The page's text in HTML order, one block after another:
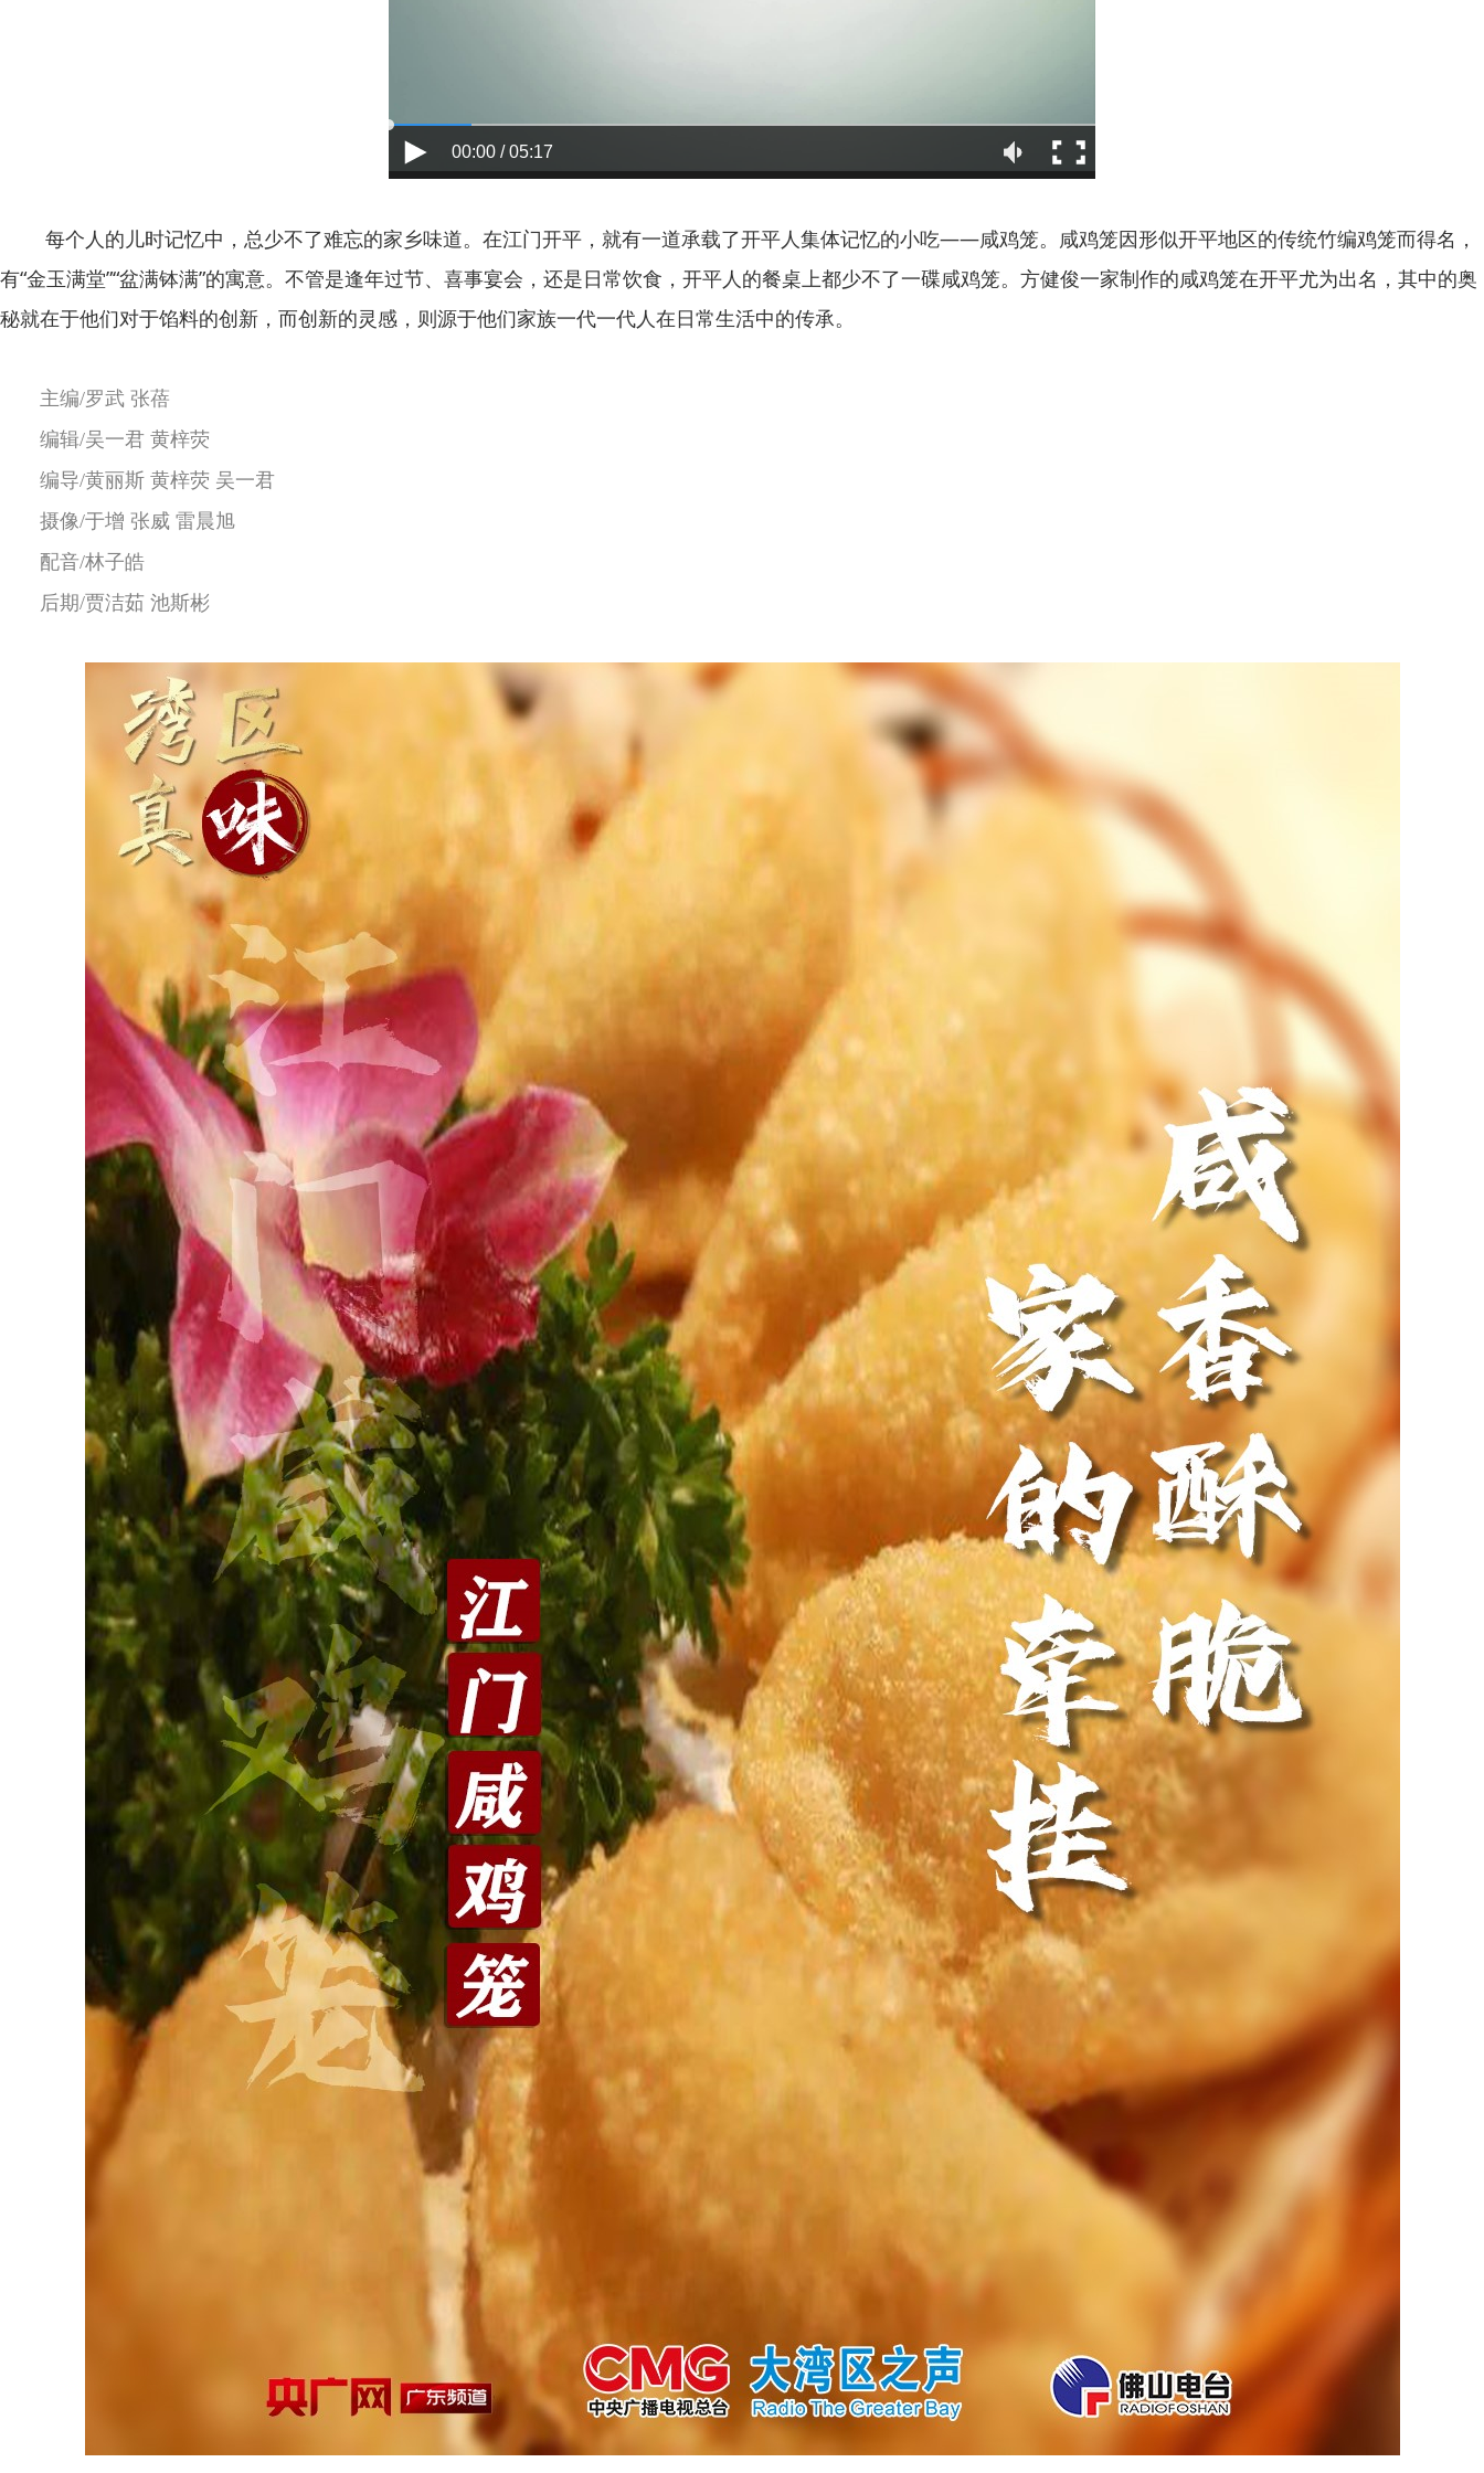
00:00 / 05:17
每个人的儿时记忆中，总少不了难忘的家乡味道。在江门开平，就有一道承载了开平人集体记忆的小吃——咸鸡笼。咸鸡笼因形似开平地区的传统竹编鸡笼而得名，
有“金玉满堂”“盆满钵满”的寓意。不管是逢年过节、喜事宴会，还是日常饮食，开平人的餐桌上都少不了一碟咸鸡笼。方健俊一家制作的咸鸡笼在开平尤为出名，其中的奥
秘就在于他们对于馅料的创新，而创新的灵感，则源于他们家族一代一代人在日常生活中的传承。
主编/罗武 张蓓
编辑/吴一君 黄梓荧
编导/黄丽斯 黄梓荧 吴一君
摄像/于增 张威 雷晨旭
配音/林子皓
后期/贾洁茹 池斯彬